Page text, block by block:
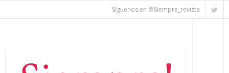
Síguenos en @Siempre_revista